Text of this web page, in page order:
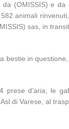
e da
animali
sas, in
in
d’aria; le
di Varese, al